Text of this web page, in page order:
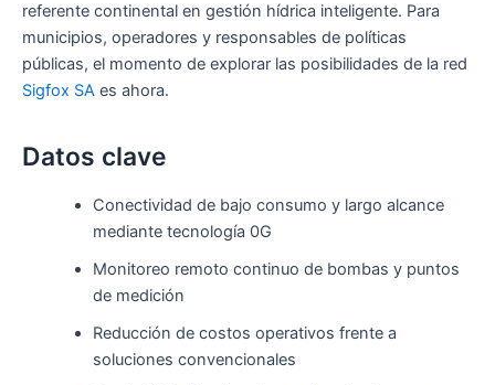
referente continental en gestión hídrica inteligente. Para
municipios, operadores y responsables de políticas
públicas, el momento de explorar las posibilidades de la red
Sigfox SA es ahora.
Datos clave
Conectividad de bajo consumo y largo alcance
mediante tecnología 0G
Monitoreo remoto continuo de bombas y puntos
de medición
Reducción de costos operativos frente a
soluciones convencionales